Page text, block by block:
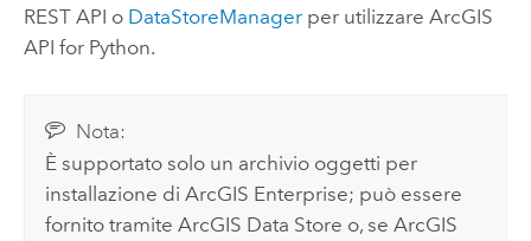
REST API o DataStoreManagerper utilizzare ArcGIS
API for Python.
Nota:
È supportato solo un archivio oggetti per
installazione diArcGIS Enterprise; può essere
fornito tramiteArcGIS Data Store o, seArcGIS